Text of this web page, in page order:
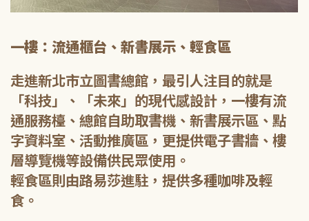
一樓：流通櫃台、新書展示、輕食區
走進新北市立圖書總館，最引人注目的就是
「科技」、「未來」的現代感設計，一樓有流
通服務檯、總館自助取書機、新書展示區、點
字資料室、活動推廣區，更提供電子書牆、樓
層導覽機等設備供民眾使用。
輕食區則由路易莎進駐，提供多種咖啡及輕
食。